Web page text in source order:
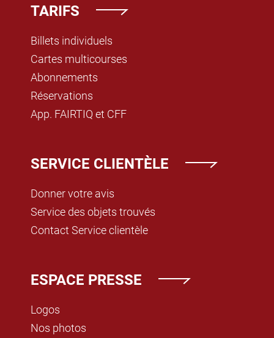
TARIFS
Billets individuels
Cartes multicourses
Abonnements
Réservations
App. FAIRTIQ et CFF
SERVICE CLIENTÈLE
Donner votre avis
Service des objets trouvés
Contact Service clientèle
ESPACE PRESSE
Logos
Nos photos